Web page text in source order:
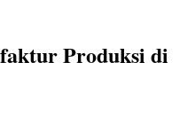
Produksi di